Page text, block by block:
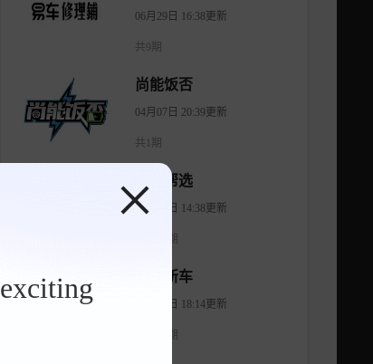
06月29日 16:38更新
共9期
尚能饭否
04月07日 20:39更新
共1期
有车帮选
04月11日 14:38更新
共1474期
智看新车
08月07日 18:14更新
共1176期